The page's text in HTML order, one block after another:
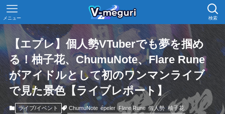
検索
メニュー
【エプレ】個人勢VTuberでも夢を掴め
る！柚子花、ChumuNote、Flare Rune
がアイドルとして初のワンマンライブ
で見た景色【ライブレポート】
ライブ/イベント ChumuNote épeler Flare Rune 個人勢 柚子花